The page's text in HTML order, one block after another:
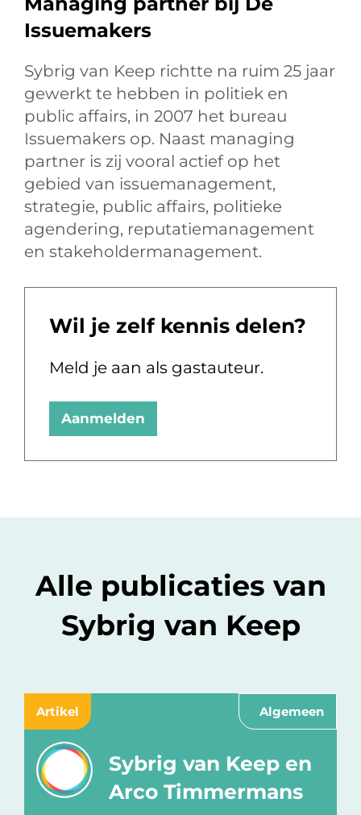
Issuemakers
Sybrig van Keep richtte na ruim 25 jaar
gewerkt te hebben in politiek en
public affairs, in 2007 het bureau
Issuemakers op. Naast managing
partner is zij vooral actief op het
gebied van issuemanagement,
strategie, public affairs, politieke
agendering, reputatiemanagement
en stakeholdermanagement.
Wil je zelf kennis delen?
Meld je aan als gastauteur.
Aanmelden
Alle publicaties van
Sybrig van Keep
Artikel Algemeen
Sybrig van Keep en
Arco Timmermans